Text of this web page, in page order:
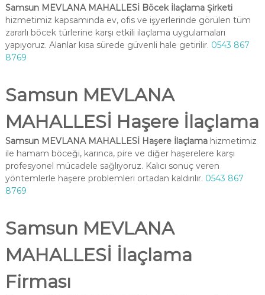
Samsun MEVLANA MAHALLESİ Böcek İlaçlama Şirketi
hizmetimiz kapsamında ev, ofis ve işyerlerinde görülen tüm
zararlı böcek türlerine karşı etkili ilaçlama uygulamaları
yapıyoruz. Alanlar kısa sürede güvenli hale getirilir. 0543 867
8769
Samsun MEVLANA
MAHALLESİ Haşere İlaçlama
Samsun MEVLANA MAHALLESİ Haşere İlaçlamahizmetimiz
ile hamam böceği, karınca, pire ve diğer haşerelere karşı
profesyonel mücadele sağlıyoruz. Kalıcı sonuç veren
yöntemlerle haşere problemleri ortadan kaldırılır. 0543 867
8769
Samsun MEVLANA
MAHALLESİ İlaçlama
Firması